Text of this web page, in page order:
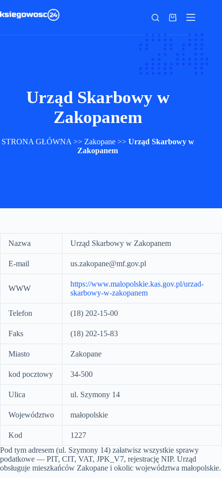
do
Koszyk
Urząd Skarbowy w
Zakopanem
STRONA GŁÓWNA >> Zakopane>> Urząd Skarbowy w
Zakopanem
Nazwa Urząd Skarbowy w Zakopanem
E-mail us.zakopane@mf.gov.pl
WWW
https://www.malopolskie.kas.gov.pl/urzad-
skarbowy-w-zakopanem
Telefon (18) 202-15-00
Faks (18) 202-15-83
Miasto Zakopane
kod pocztowy 34-500
Ulica ul. Szymony 14
Województwo małopolskie
Kod
1227
Pod tym adresem (ul. Szymony 14) załatwisz wszystkie sprawy
podatkowe — PIT, CIT, VAT, JPK_V7, rejestrację NIP. Urząd
obsługuje mieszkańców Zakopane i okolic województwa małopolskie.